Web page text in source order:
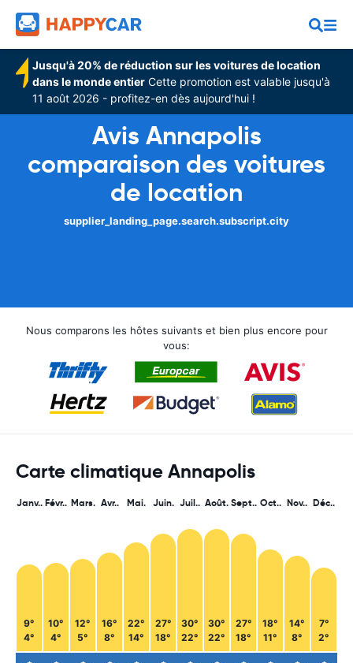
Jusqu'à 20% de réduction sur les voitures de location
dans le monde entier Cette promotion est valable jusqu'à
11 août 2026 - profitez-en dès aujourd'hui !
Avis Annapolis
comparaison des voitures
de location
supplier_landing_page.search.subscript.city
Nous comparons les hôtes suivants et bien plus encore pour
vous:
Carte climatique Annapolis
Janv..
9°
4°
Févr..
10°
4°
Mars.
12°
5°
Avr..
16°
8°
Mai.
22°
14°
Juin.
27°
18°
Juil..
30°
22°
Août.
30°
22°
Sept..
27°
18°
Oct..
18°
11°
Nov..
14°
8°
Déc..
7°
2°